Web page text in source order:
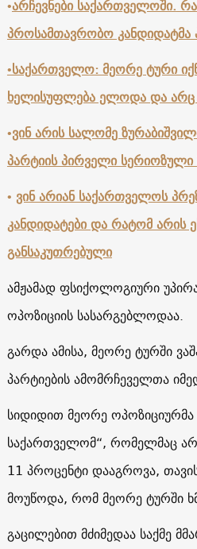
•არჩევნები საქართველოში.
პროსამთავრობო კანდიდატმა
•საქართველო:მეორე ტური
ხელისუფლება ელოდა და არც
•ვინ არის სალომე
პარტიის პირველი სერიოზული
• ვინ არიან საქართველოს
კანდიდატები და რატომ არის
განსაკუთრებული
ამჟამად ფსიქოლოგიური
ოპოზიციის სასარგებლოდაა.
გარდა ამისა, მეორე ტურში
პარტიების ამომრჩეველთა
სიდიდით მეორე
საქართველომ“, რომელმაც
11 პროცენტი დააგროვა,
მოუწოდა, რომ მეორე ტურში
გაცილებით მძიმედაა საქმე